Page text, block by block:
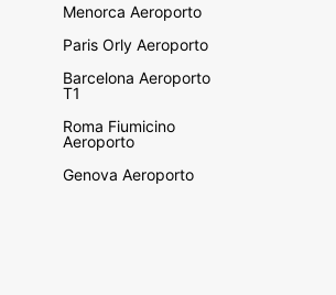
Menorca Aeroporto
Paris Orly Aeroporto
Barcelona Aeroporto
T1
Roma Fiumicino
Aeroporto
Genova Aeroporto